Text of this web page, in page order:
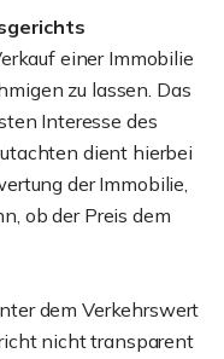
einer Immobilie
zu lassen. Das
Interesse des
dient hierbei
der Immobilie,
ob der Preis dem
dem Verkehrswert
nicht transparent